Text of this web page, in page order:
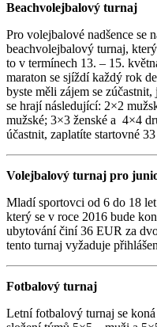
Beachvolejbalový turnaj
Pro volejbalové nadšence se
beachvolejbalový turnaj,
to v termínech 13. – 15.
maraton se sjíždí každý rok
byste měli zájem se
se hrají následující: 2×2
mužské; 3×3 ženské a 4×4
účastnit, zaplatíte startovné
Volejbalový turnaj pro
Mladí sportovci od 6 do 18
který se v roce 2016 bude
ubytování činí 36 EUR za
tento turnaj vyžaduje
Fotbalový turnaj
Letní fotbalový turnaj se